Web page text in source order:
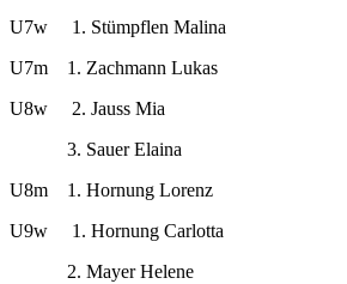
U7w 1. Stümpflen Malina
U7m 1. Zachmann Lukas
U8w 2. Jauss Mia
3. Sauer Elaina
U8m 1. Hornung Lorenz
U9w 1. Hornung Carlotta
2. Mayer Helene